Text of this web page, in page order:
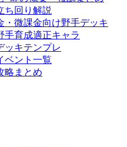
ち回り解説
・微課金向け野手デッキ
手育成適正キャラ
ッキテンプレ
ベント一覧
略まとめ